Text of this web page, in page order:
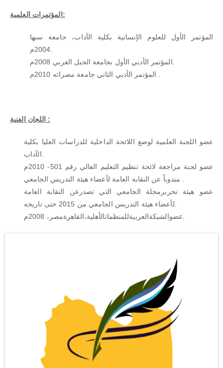
المؤتمرات العلمية:
المؤتمر الأول للعلوم الإنسانية بكلية الآداب، جامعة سبها
اللجان الفنية :
عضو اللجنة العلمية لوضع اللائحة الداخلية للدراسات العليا بكلية
عضو لجنة مراجعة لائحة تنظيم التعليم العالي رقم 501- 2010م
عضو هيئة تحريرمجلة الجامعي التي تصدرعن النقابة العامة